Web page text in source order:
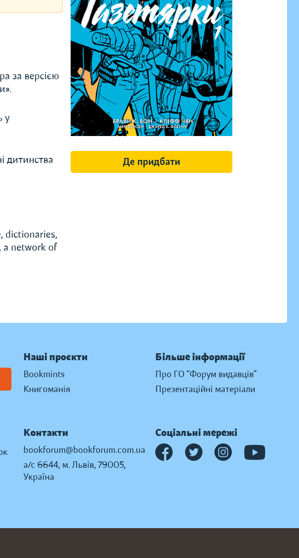
за версією
у
дитинства
dictionaries,
a network of
Де придбати
Наші проєкти
Bookmints
Книгоманія
Більше інформації
Про ГО “Форум видавців”
Презентаційні матеріали
Контакти
bookforum@bookforum.com.ua
а/с 6644, м. Львів, 79005,
Україна
Соціальні мережі